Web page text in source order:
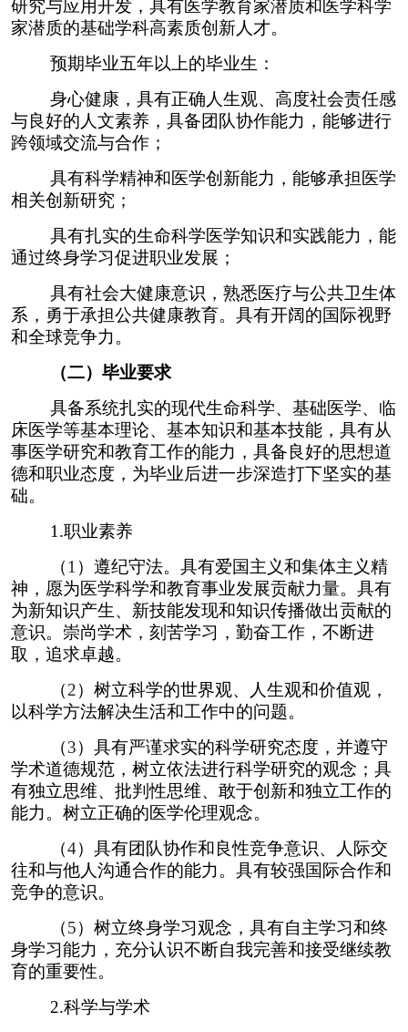
研究与应用开发，具有医学教育家潜质和医学科学
家潜质的基础学科高素质创新人才。
预期毕业五年以上的毕业生：
身心健康，具有正确人生观、高度社会责任感
与良好的人文素养，具备团队协作能力，能够进行
跨领域交流与合作；
具有科学精神和医学创新能力，能够承担医学
相关创新研究；
具有扎实的生命科学医学知识和实践能力，能
通过终身学习促进职业发展；
具有社会大健康意识，熟悉医疗与公共卫生体
系，勇于承担公共健康教育。具有开阔的国际视野
和全球竞争力。
（二）毕业要求
具备系统扎实的现代生命科学、基础医学、临
床医学等基本理论、基本知识和基本技能，具有从
事医学研究和教育工作的能力，具备良好的思想道
德和职业态度，为毕业后进一步深造打下坚实的基
础。
1.职业素养
（1 ）遵纪守法。具有爱国主义和集体主义精
神，愿为医学科学和教育事业发展贡献力量。具有
为新知识产生、新技能发现和知识传播做出贡献的
意识。崇尚学术，刻苦学习，勤奋工作，不断进
取，追求卓越。
（2）树立科学的世界观、人生观和价值观，
以科学方法解决生活和工作中的问题。
（3）具有严谨求实的科学研究态度，并遵守
学术道德规范，树立依法进行科学研究的观念；具
有独立思维、批判性思维、敢于创新和独立工作的
能力。树立正确的医学伦理观念。
（4）具有团队协作和良性竞争意识、人际交
往和与他人沟通合作的能力。具有较强国际合作和
竞争的意识。
（5）树立终身学习观念，具有自主学习和终
身学习能力，充分认识不断自我完善和接受继续教
育的重要性。
2.科学与学术